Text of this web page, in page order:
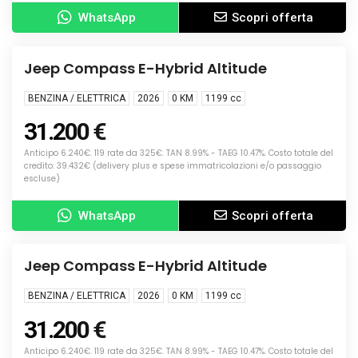
WhatsApp Scopri offerta
NUOVA
Info
Jeep Compass E-Hybrid Altitude
BENZINA / ELETTRICA 2026 0 KM 1199 cc
31.200 €
Anticipo 6.240€. 119 rate da 325€. TAN 8.99% - TAEG 10.47%. Costo totale del
credito: 39.432€ (delivery plus e spese immatricolazioni e/o passaggio
escluse)
WhatsApp Scopri offerta
NUOVA
Info
Jeep Compass E-Hybrid Altitude
BENZINA / ELETTRICA 2026 0 KM 1199 cc
31.200 €
Anticipo 6.240€. 119 rate da 325€. TAN 8.99% - TAEG 10.47%. Costo totale del